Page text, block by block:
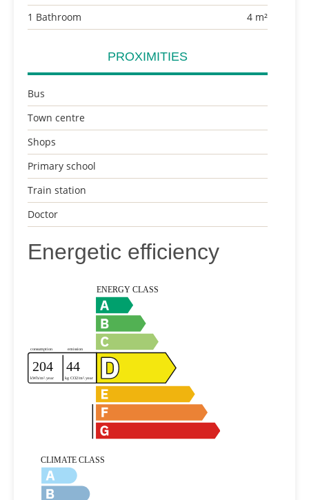
1 Bathroom
4 m²
PROXIMITIES
Bus
Town centre
Shops
Primary school
Train station
Doctor
Energetic efficiency